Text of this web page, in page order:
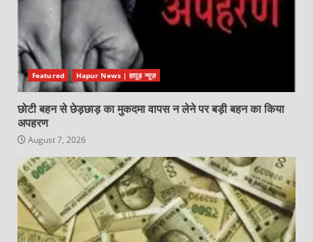
Featured Hapur News | हापुड़ न्यूज़
छोटी बहन से छेड़छाड़ का मुकदमा वापस न लेने पर बड़ी बहन का किया
अपहरण
August 7, 2026